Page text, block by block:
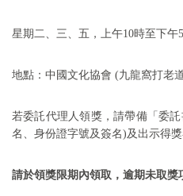
星期二、三、五，上午10時至下午5
地點：中國文化協會 (九龍窩打老
若委託代理人領獎，請帶備「委
名、身份證字號及簽名)及出示得
請於領獎限期內領取，逾期未取獎